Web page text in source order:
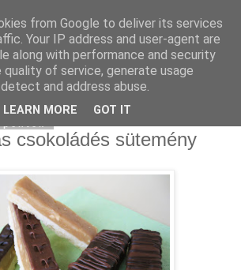
csokoládés sütemény
from Google to deliver its services
Your IP address and user-agent are
along with performance and security
of service, generate usage
and address abuse.
LEARN MORE GOT IT